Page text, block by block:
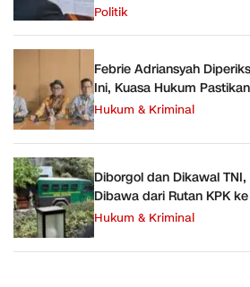
Politik
Febrie Adriansyah
Ini, Kuasa Hukum
Hukum & Kriminal
Diborgol dan Dikawal
Dibawa dari Rutan KPK
Hukum & Kriminal